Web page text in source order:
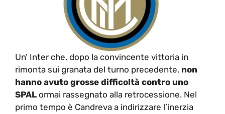
Un’ Inter che, dopo la convincente vittoria in
rimonta sui granata del turno precedente, non
hanno avuto grosse difficoltà contro uno
SPAL ormai rassegnato alla retrocessione. Nel
primo tempo è Candreva a indirizzare l’inerzia